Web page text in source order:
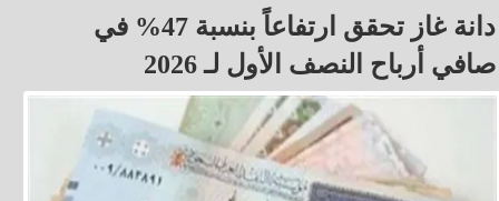
دانة غاز تحقق ارتفاعاً بنسبة 47% في
صافي أرباح النصف الأول لـ 2026